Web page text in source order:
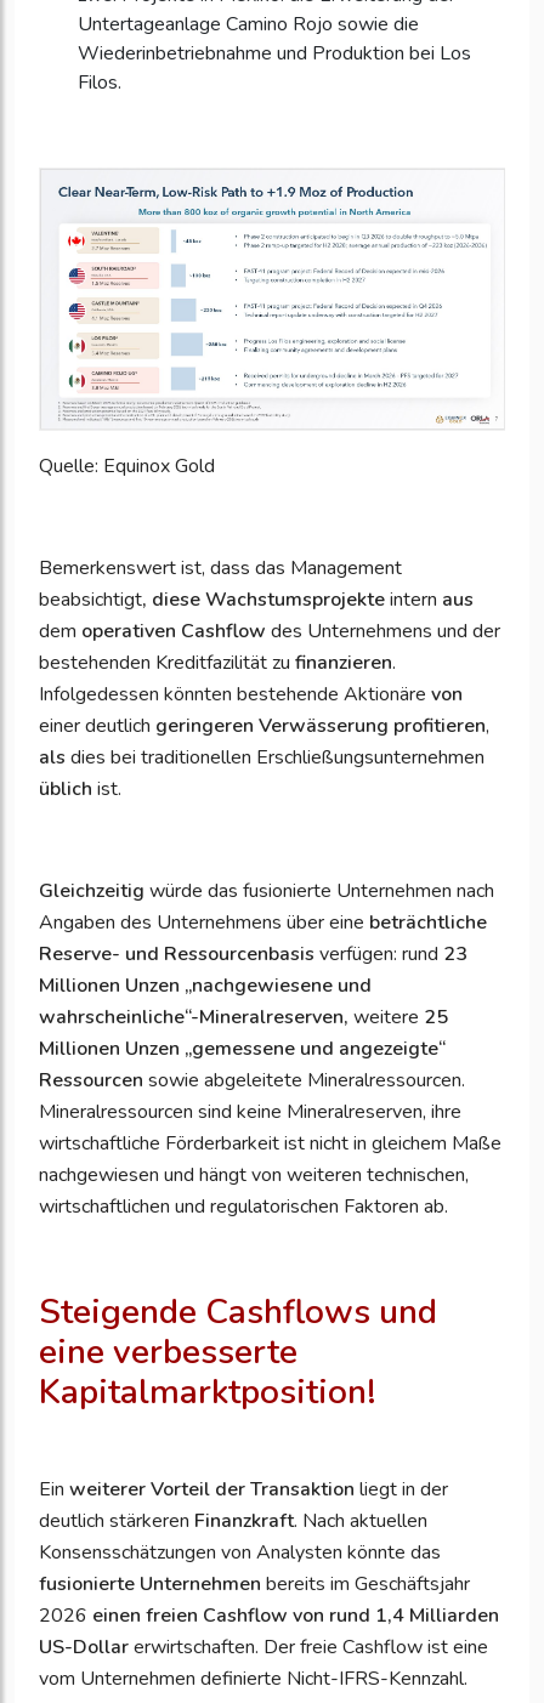
Untertageanlage Camino Rojo sowie die
Wiederinbetriebnahme und Produktion bei Los
Filos.
Quelle: Equinox Gold
Bemerkenswert ist, dass das Management
beabsichtigt, diese Wachstumsprojekteintern aus
dem operativen Cashflow des Unternehmens und der
bestehenden Kreditfazilität zu finanzieren.
Infolgedessen könnten bestehende Aktionäre von
einer deutlich geringeren Verwässerung profitieren,
als dies bei traditionellen Erschließungsunternehmen
üblich ist.
Gleichzeitig würde das fusionierte Unternehmen nach
Angaben des Unternehmens über eine beträchtliche
Reserve- und Ressourcenbasis verfügen: rund 23
Millionen Unzen „nachgewiesene und
wahrscheinliche“-Mineralreserven, weitere 25
Millionen Unzen „gemessene und angezeigte“
Ressourcen sowie abgeleitete Mineralressourcen.
Mineralressourcen sind keine Mineralreserven, ihre
wirtschaftliche Förderbarkeit ist nicht in gleichem Maße
nachgewiesen und hängt von weiteren technischen,
wirtschaftlichen und regulatorischen Faktoren ab.
Steigende Cashflows und
eine verbesserte
Kapitalmarktposition!
Ein weiterer Vorteil der Transaktion liegt in der
deutlich stärkeren Finanzkraft. Nach aktuellen
Konsensschätzungen von Analysten könnte das
fusionierte Unternehmen bereits im Geschäftsjahr
2026 einen freien Cashflow von rund 1,4 Milliarden
US-Dollarerwirtschaften. Der freie Cashflow ist eine
vom Unternehmen definierte Nicht-IFRS-Kennzahl.